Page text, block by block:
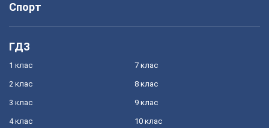
Спорт
ГДЗ
1 клас
2 клас
3 клас
4 клас
7 клас
8 клас
9 клас
10 клас